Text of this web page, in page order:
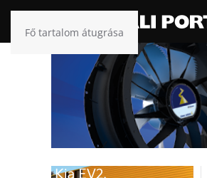
Fő tartalom átugrása